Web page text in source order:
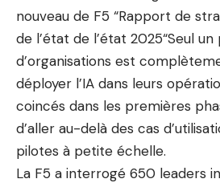
nouveau de F5 “Rapport de
de l’état de l’état 2025“Seul
d’organisations est
déployer l’IA dans leurs
coincés dans les premières
d’aller au-delà des cas
pilotes à petite échelle.
La F5 a interrogé 650 leaders